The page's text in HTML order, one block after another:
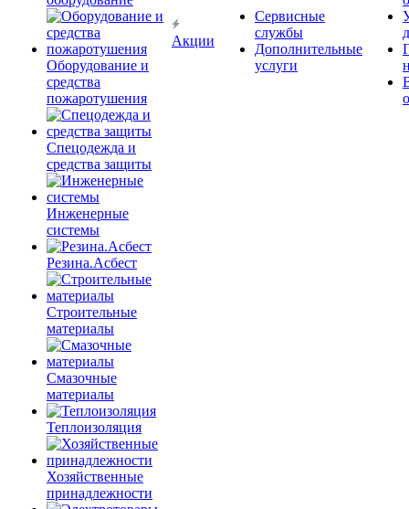
Оборудование и
средства
пожаротушения
Спецодежда и
средства защиты
Инженерные
системы
Резина.Асбест
Строительные
материалы
Смазочные
материалы
Теплоизоляция
Хозяйственные
принадлежности
Акции
Сервисные
службы
Дополнительные
услуги